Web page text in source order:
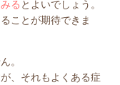
る とよいでしょう。
ことが期待できま
。
、それもよくある症